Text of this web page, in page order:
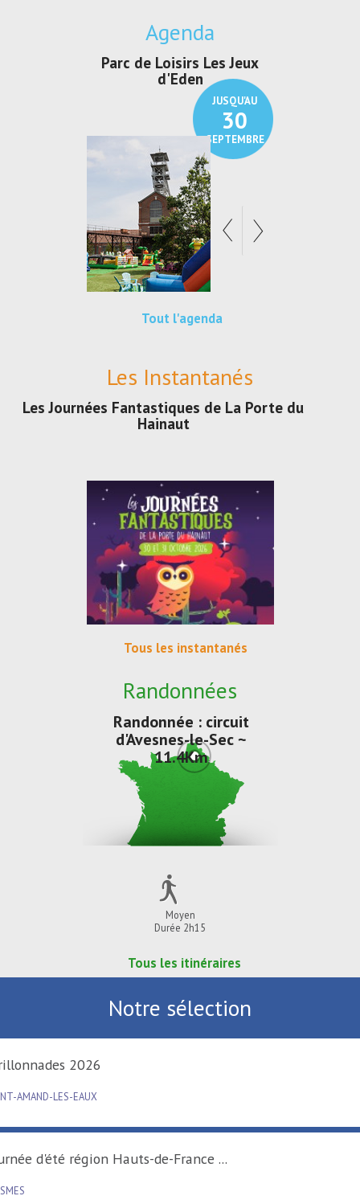
Agenda
JUSQU'AU
21
SEPTEMBRE
Exposition "Lucien Jonas -
Au pays du charbon ...
Tout l'agenda
Les Instantanés
Les Journées Fantastiques de La Porte du
Hainaut
Tous les instantanés
Randonnées
Randonnée : circuit
d'Avesnes-le-Sec ~
11.4Km
Moyen
Durée 2h15
Tous les itinéraires
Notre sélection
Carillonnades 2026
SAINT-AMAND-LES-EAUX
Tournée d'été région Hauts-de-France ...